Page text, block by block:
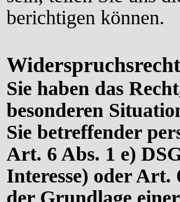
berichtigen können.
Sie haben das
besonderen
Sie betreffender
Art. 6 Abs. 1 e)
Interesse) oder
der Grundlage